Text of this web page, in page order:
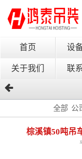
首页 设
关于我们 联
全部 公
棕溪镇50吨吊